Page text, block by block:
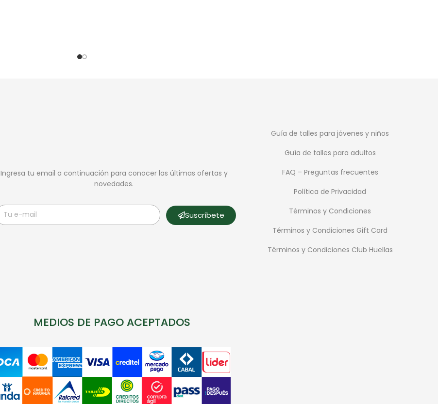
Ingresa tu email a continuación para conocer las últimas ofertas y
novedades.
Suscríbete
Guía de talles para jóvenes y niños
Guía de talles para adultos
FAQ – Preguntas frecuentes
Política de Privacidad
Términos y Condiciones
Términos y Condiciones Gift Card
Términos y Condiciones Club Huellas
MEDIOS DE PAGO ACEPTADOS